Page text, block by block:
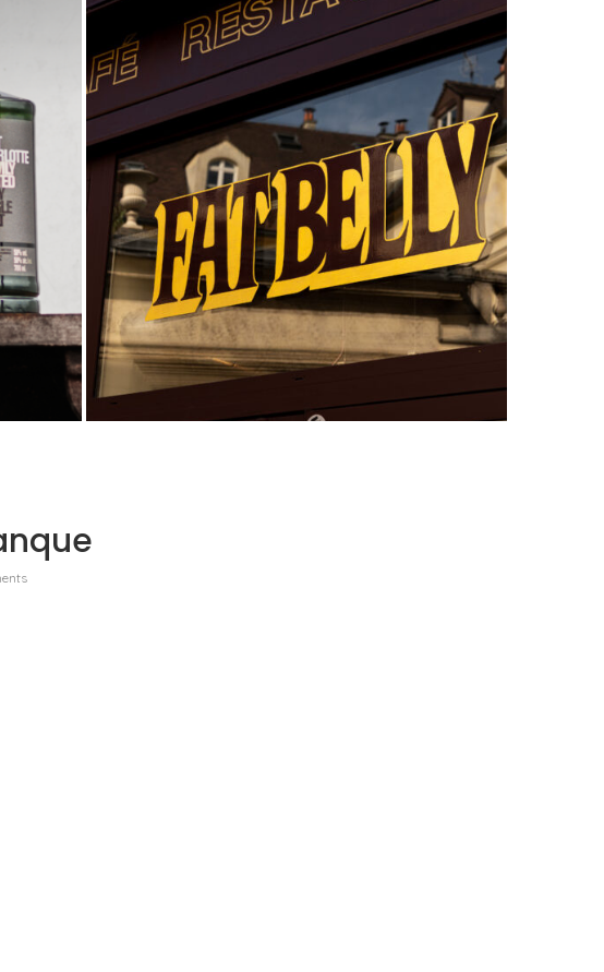
DIT
FAT BELLY, LA RÔTISSERIE ASIATIQUE COMME
CUISINE DU TEMPS LONG